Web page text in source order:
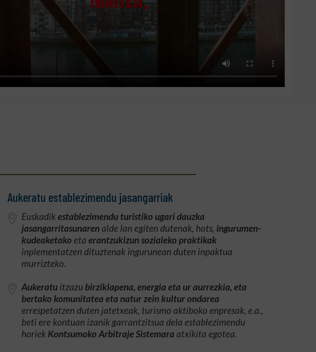
Aukeratu establezimendu jasangarriak
Euskadikestablezimendu turistiko ugari dauzka
jasangarritasunarenalde lan egiten dutenak, hots, ingurumen-
kudeaketako eta erantzukizun sozialeko praktikak
inplementatzen dituztenak ingurunean duten inpaktua
murrizteko.
Aukeratuitzazu birziklapena, energia eta ur aurrezkia, eta
bertako komunitatea eta natur zein kultur ondarea
errespetatzen duten jatetxeak, turismo aktiboko enpresak, e.a.,
beti ere kontuan izanik garrantzitsua dela establezimendu
horiek Kontsumoko Arbitraje Sistemara atxikita egotea.